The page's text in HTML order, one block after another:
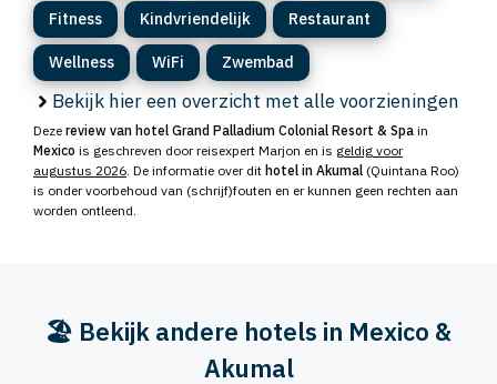
Fitness Kindvriendelijk Restaurant
Wellness WiFi Zwembad
Bekijk hier een overzicht met alle voorzieningen
Deze review van hotel Grand Palladium Colonial Resort & Spa in
Mexico is geschreven door reisexpert Marjon en is geldig voor
augustus 2026 . De informatie over dit hotel in Akumal (Quintana Roo)
is onder voorbehoud van (schrijf)fouten en er kunnen geen rechten aan
worden ontleend.
🏖️ Bekijk andere hotels in Mexico &
Akumal